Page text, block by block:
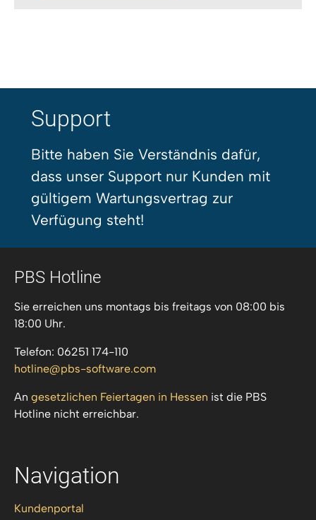
Support
Bitte haben Sie Verständnis dafür,
dass unser Support nur Kunden mit
gültigem Wartungsvertrag zur
Verfügung steht!
PBS Hotline
Sie erreichen uns montags bis freitags von 08:00 bis
18:00 Uhr.
Telefon: 06251 174-110
hotline
pbs-software com
An gesetzlichen Feiertagen in Hessen ist die PBS
Hotline nicht erreichbar.
Navigation
Kundenportal